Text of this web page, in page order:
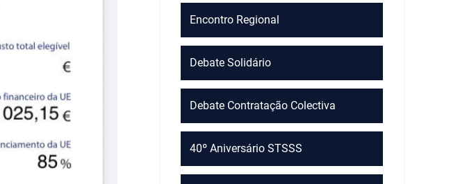
Encontro Regional
Debate Solidário
Debate Contratação Colectiva
40º Aniversário STSSS